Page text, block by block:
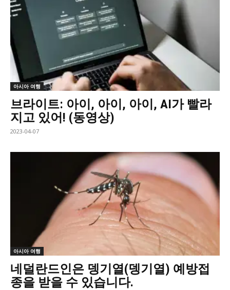
아시아 여행
브라이트: 아이, 아이, 아이, AI가 빨라
지고 있어! (동영상)
2023-04-07
아시아 여행
네덜란드인은 뎅기열(뎅기열) 예방접
종을 받을 수 있습니다.